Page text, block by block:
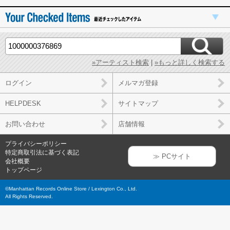
»アーティスト検索 | »もっと詳しく検索する
ログイン メルマガ登録
HELPDESK サイトマップ
お問い合わせ 店舗情報
プライバシーポリシー
特定商取引法に基づく表記
会社概要
トップページ
≫ PCサイト
©Manhattan Records Online Store / Lexington Co., Ltd.
All Rights Reserved.